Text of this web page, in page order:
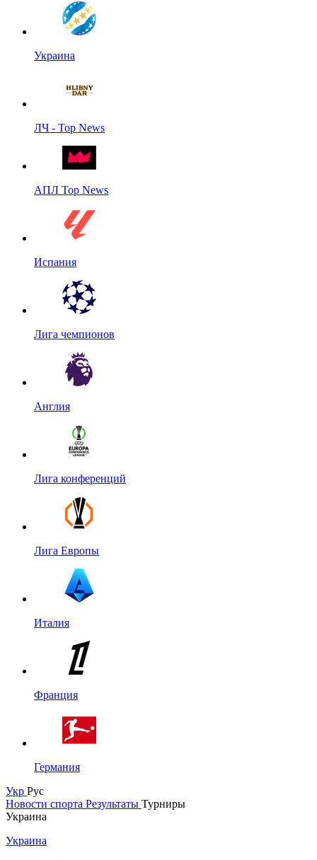
Украина
ЛЧ - Top News
АПЛ Top News
Испания
Лига чемпионов
Англия
Лига конференций
Лига Европы
Италия
Франция
Германия
Укр Рус
Новости спорта Результаты Турниры
Украина
Украина